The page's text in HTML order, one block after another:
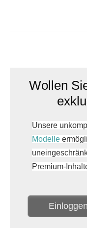
Wollen
Unsere
Modelle
Premium-
Einloggen